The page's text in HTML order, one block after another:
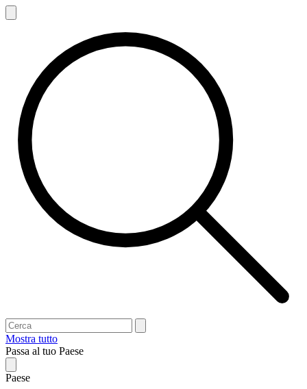
Mostra tutto
Passa al tuo Paese
Paese